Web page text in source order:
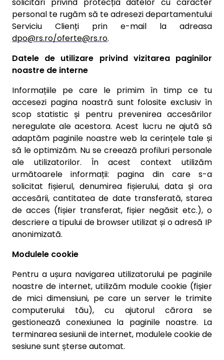
personal te rugăm să te adresezi departamentului
Serviciu Clienți prin e-mail la adreasa
dpo@rs.ro/oferte@rs.ro.
Datele de utilizare privind vizitarea paginilor
noastre de interne
Informațiile pe care le primim în timp ce tu
accesezi pagina noastră sunt folosite exclusiv în
scop statistic și pentru prevenirea accesărilor
neregulate ale acestora. Acest lucru ne ajută să
adaptăm paginile noastre web la cerințele tale și
să le optimizăm. Nu se creează profiluri personale
ale utilizatorilor. În acest context utilizăm
următoarele informații: pagina din care s-a
solicitat fișierul, denumirea fișierului, data și ora
accesării, cantitatea de date transferată, starea
de acces (fișier transferat, fișier negăsit etc.), o
descriere a tipului de browser utilizat și o adresă IP
anonimizată.
Modulele cookie
Pentru a ușura navigarea utilizatorului pe paginile
noastre de internet, utilizăm module cookie (fișier
de mici dimensiuni, pe care un server le trimite
computerului tău), cu ajutorul cărora se
gestionează conexiunea la paginile noastre. La
terminarea sesiunii de internet, modulele cookie de
sesiune sunt șterse automat.